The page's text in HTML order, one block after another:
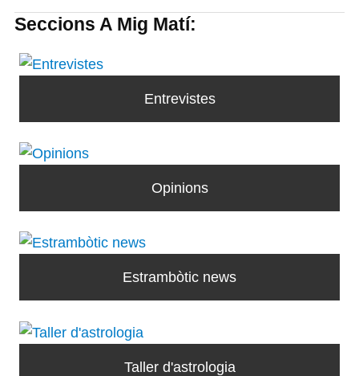
Seccions A Mig Matí:
Entrevistes
Opinions
Estrambòtic news
Taller d'astrologia